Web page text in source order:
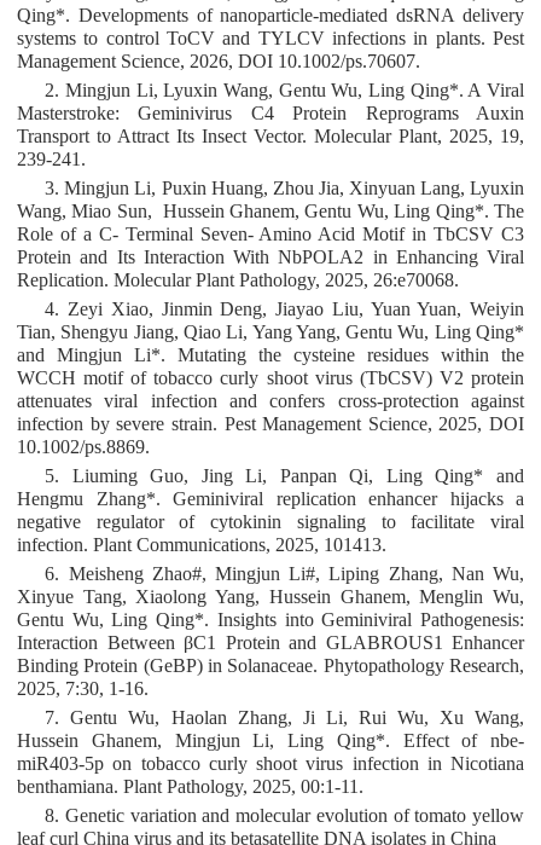
Qing*. Developments of nanoparticle-mediated dsRNA delivery
systems to control ToCV and TYLCV infections in plants. Pest
Management Science, 2026, DOI 10.1002/ps.70607.
2. Mingjun Li, Lyuxin Wang, Gentu Wu, Ling Qing*. A Viral
Masterstroke: Geminivirus C4 Protein Reprograms Auxin
Transport to Attract Its Insect Vector. Molecular Plant, 2025, 19,
239-241.
3. Mingjun Li, Puxin Huang, Zhou Jia, Xinyuan Lang, Lyuxin
Wang, Miao Sun, Hussein Ghanem, Gentu Wu, Ling Qing*. The
Role of a C- Terminal Seven- Amino Acid Motif in TbCSV C3
Protein and Its Interaction With NbPOLA2 in Enhancing Viral
Replication. Molecular Plant Pathology, 2025, 26:e70068.
4. Zeyi Xiao, Jinmin Deng, Jiayao Liu, Yuan Yuan, Weiyin
Tian, Shengyu Jiang, Qiao Li, Yang Yang, Gentu Wu, Ling Qing*
and Mingjun Li*. Mutating the cysteine residues within the
WCCH motif of tobacco curly shoot virus (TbCSV) V2 protein
attenuates viral infection and confers cross-protection against
infection by severe strain. Pest Management Science, 2025, DOI
10.1002/ps.8869.
5. Liuming Guo, Jing Li, Panpan Qi, Ling Qing* and
Hengmu Zhang*. Geminiviral replication enhancer hijacks a
negative regulator of cytokinin signaling to facilitate viral
infection. Plant Communications, 2025, 101413.
6. Meisheng Zhao#, Mingjun Li#, Liping Zhang, Nan Wu,
Xinyue Tang, Xiaolong Yang, Hussein Ghanem, Menglin Wu,
Gentu Wu, Ling Qing*. Insights into Geminiviral Pathogenesis:
Interaction Between βC1 Protein and GLABROUS1 Enhancer
Binding Protein (GeBP) in Solanaceae. Phytopathology Research,
2025, 7:30, 1-16.
7. Gentu Wu, Haolan Zhang, Ji Li, Rui Wu, Xu Wang,
Hussein Ghanem, Mingjun Li, Ling Qing*. Effect of nbe-
miR403-5p on tobacco curly shoot virus infection in Nicotiana
benthamiana. Plant Pathology, 2025, 00:1-11.
8. Genetic variation and molecular evolution of tomato yellow
leaf curl China virus and its betasatellite DNA isolates in China